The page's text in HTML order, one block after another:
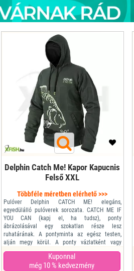
Delphin Catch Me! Kapor Kapucnis
Felső XXL
Többféle méretben elérhető >>>
Pulóver Delphin CATCH ME! elegáns,
egyedülálló pulóverek sorozata. CATCH ME IF
YOU CAN (kapj el, ha tudsz), ponty
ábrázolásával egy szokatlan része lesz
ruhatárának. A pontyminta az egész testen,
alján megy körül. A ponty vázlatként vagy
festményként jelenik meg, miközben megőrzi az
összes fontos részletet. A pontyot olyan
helyzetben jelnitti meg, amikor egy marék
Kuponnal
még 10 % kedvezmény